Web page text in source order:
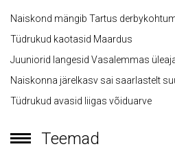
Naiskond mängib Tartus
Tüdrukud kaotasid Maardus
Juuniorid langesid Vasalemmas
Naiskonna järelkasv sai saarlastelt
Tüdrukud avasid liigas võiduarve
Teemad